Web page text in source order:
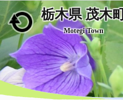
メインコンテンツにスキップ
栃木県 茂木
Motegi Town